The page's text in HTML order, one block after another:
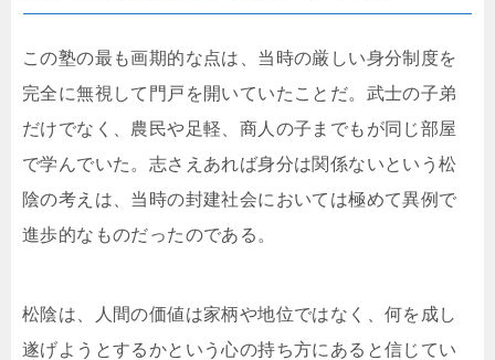
この塾の最も画期的な点は、当時の厳しい身分制度を
完全に無視して門戸を開いていたことだ。武士の子弟
だけでなく、農民や足軽、商人の子までもが同じ部屋
で学んでいた。志さえあれば身分は関係ないという松
陰の考えは、当時の封建社会においては極めて異例で
進歩的なものだったのである。
松陰は、人間の価値は家柄や地位ではなく、何を成し
遂げようとするかという心の持ち方にあると信じてい